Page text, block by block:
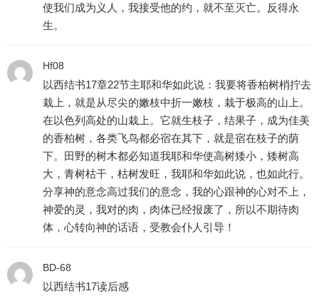
使我们成为义人，我接受他的约，就不至灭亡。反得永
生。
Hf08
以西结书17章22节主耶和华如此说：我要将香柏树梢拧去
栽上，就是从尽尖的嫩枝中折一嫩枝，栽于极高的山上。
在以色列高处的山栽上。它就生枝子，结果子，成为佳美
的香柏树，各类飞鸟都必宿在其下，就是宿在枝子的荫
下。田野的树木都必知道我耶和华使高树矮小，矮树高
大，青树枯干，枯树发旺，我耶和华如此说，也如此行。
分享神的意念高过我们的意念，我的心跟神的心对不上，
神爱的灵，我对的肉，肉体已经报废了，所以不期待肉
体，心转向神的话语，受教会仆人引导！
BD-68
以西结书17读后感